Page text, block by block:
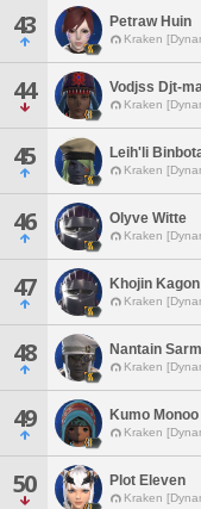
43 Petraw Huin
Kraken
44 Vodjss Djt-
Kraken
45 Leih'li
Kraken
46 Olyve Witte
Kraken
47 Khojin Kagon
Kraken
48 Nantain
Kraken
49 Kumo Monoo
Kraken
50 Plot Eleven
Kraken